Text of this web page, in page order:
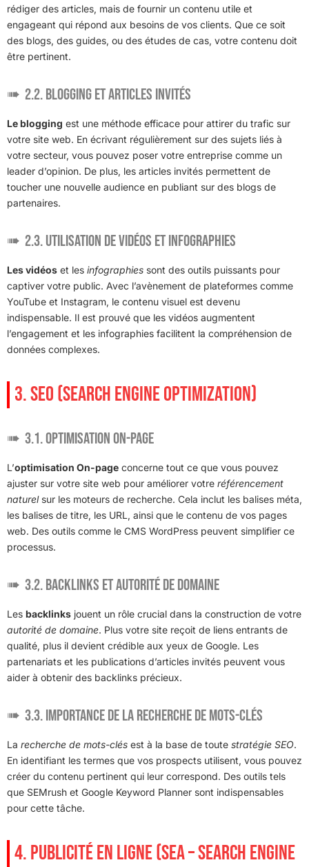
rédiger des articles, mais de fournir un contenu utile et
engageant qui répond aux besoins de vos clients. Que ce soit
des blogs, des guides, ou des études de cas, votre contenu doit
être pertinent.
2.2. Blogging et articles invités
Le blogging est une méthode efficace pour attirer du trafic sur
votre site web. En écrivant régulièrement sur des sujets liés à
votre secteur, vous pouvez poser votre entreprise comme un
leader d’opinion. De plus, les articles invités permettent de
toucher une nouvelle audience en publiant sur des blogs de
partenaires.
2.3. Utilisation de vidéos et infographies
Les vidéos et les infographies sont des outils puissants pour
captiver votre public. Avec l’avènement de plateformes comme
YouTube et Instagram, le contenu visuel est devenu
indispensable. Il est prouvé que les vidéos augmentent
l’engagement et les infographies facilitent la compréhension de
données complexes.
3. SEO (SEARCH ENGINE OPTIMIZATION)
3.1. Optimisation On-page
L’optimisation On-page concerne tout ce que vous pouvez
ajuster sur votre site web pour améliorer votre référencement
naturelsur les moteurs de recherche. Cela inclut les balises méta,
les balises de titre, les URL, ainsi que le contenu de vos pages
web. Des outils comme le CMS WordPress peuvent simplifier ce
processus.
3.2. Backlinks et autorité de domaine
Les backlinks jouent un rôle crucial dans la construction de votre
autorité de domaine. Plus votre site reçoit de liens entrants de
qualité, plus il devient crédible aux yeux de Google. Les
partenariats et les publications d’articles invités peuvent vous
aider à obtenir des backlinks précieux.
3.3. Importance de la recherche de mots-clés
La recherche de mots-clés est à la base de toute stratégie SEO.
En identifiant les termes que vos prospects utilisent, vous pouvez
créer du contenu pertinent qui leur correspond. Des outils tels
que SEMrush et Google Keyword Planner sont indispensables
pour cette tâche.
4. PUBLICITÉ EN LIGNE (SEA – SEARCH ENGINE